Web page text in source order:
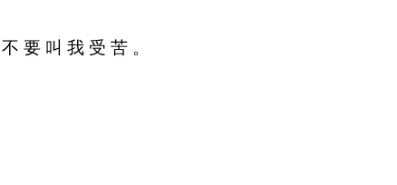
要 叫 我 受 苦 。